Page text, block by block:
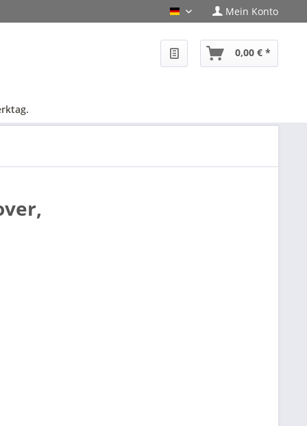
PHF-Shop Deutsch
Mein Konto
0,00 € *